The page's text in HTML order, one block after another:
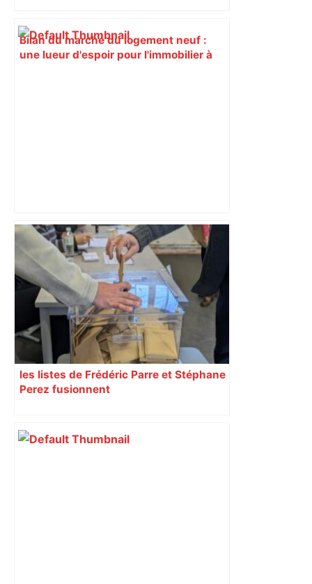
Bilan du marché du logement neuf :
une lueur d'espoir pour l'immobilier à
DIRECT. Toulouse – Montpellier : suivez
le match – Linternaute.com
les listes de Frédéric Parre et Stéphane
Perez fusionnent